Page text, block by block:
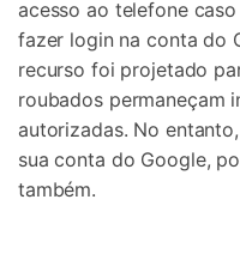
acesso ao telefone
fazer login na conta do
recurso foi projetado
roubados permaneçam
autorizadas. No
sua conta do Google,
também.